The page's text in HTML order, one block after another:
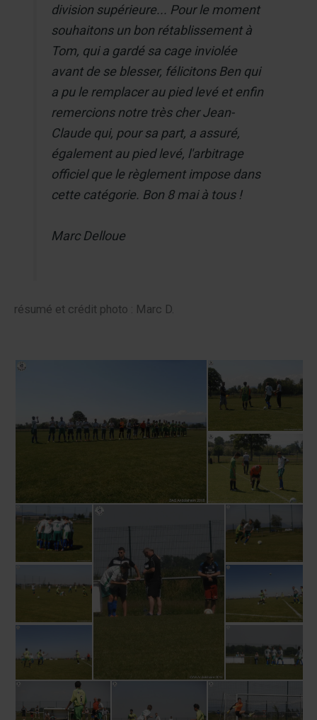
division supérieure... Pour le moment
souhaitons un bon rétablissement à
Tom, qui a gardé sa cage inviolée
avant de se blesser, félicitons Ben qui
a pu le remplacer au pied levé et enfin
remercions notre très cher Jean-
Claude qui, pour sa part, a assuré,
également au pied levé, l'arbitrage
officiel que le règlement impose dans
cette catégorie. Bon 8 mai à tous !
Marc Delloue
résumé et crédit photo : Marc D.